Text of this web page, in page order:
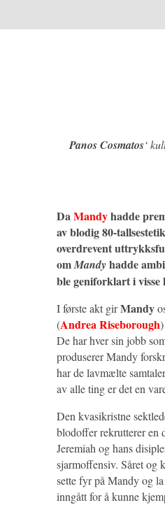
Panos Cosmatos‘
DaMandyhadde
av blodig 80-
overdrevent
omMandyhadde
ble geniforklart i visse
I første akt girMandy
(Andrea Riseborough
De har hver sin jobb
produserer Mandy
har de lavmælte
av alle ting er det en
Den kvasikristne
blodoffer rekrutterer en
Jeremiah og hans
sjarmoffensiv. Såret og
sette fyr på Mandy og
inngått for å kunne